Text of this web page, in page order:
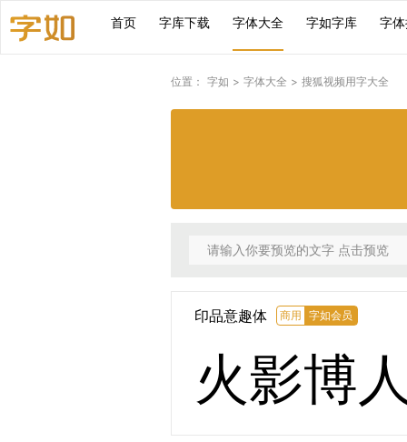
首页 字库下载 字体大全 字如字库 字
位置： 字如 > 字体大全 > 搜狐视频用字大全
印品意趣体 商用 字如会员
火影博